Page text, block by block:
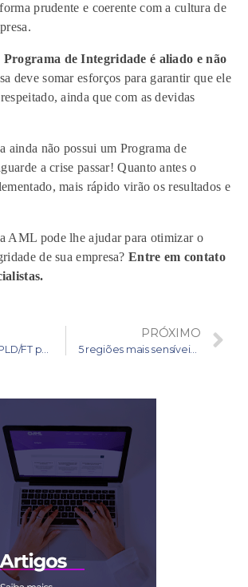
prudente e coerente com a cultura de
Programa de Integridade é aliado e não
deve somar esforços para garantir que ele
ainda que com as devidas
ainda não possui um Programa de
a crise passar! Quanto antes o
mais rápido virão os resultados e
AML pode lhe ajudar para otimizar o
de sua empresa? Entre em contato
Soluções em PLD/FT para as Instituições de Pagamento
PRÓXIMO
5 regiões mais sensíveis à PLD-FTP